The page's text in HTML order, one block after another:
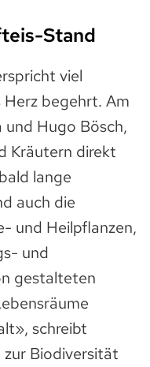
Stand
viel
Herz begehrt. Am
Hugo Bösch,
Kräutern direkt
lange
auch die
und Heilpflanzen,
und
gestalteten
schreibt
Biodiversität